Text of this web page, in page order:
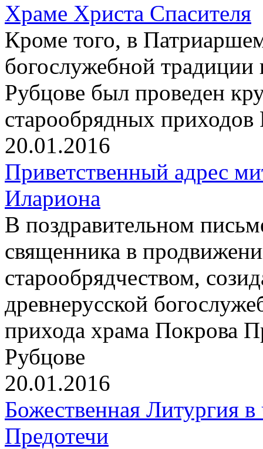
Храме Христа Спасителя
Кроме того, в
богослужебной
Рубцове был проведен
старообрядных
20.01.2016
Приветственный адрес
Илариона
В поздравительном
священника в
старообрядчеством,
древнерусской
прихода храма Покрова
Рубцове
20.01.2016
Божественная Литургия
Предотечи